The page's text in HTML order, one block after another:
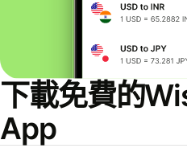
下載免費的
App